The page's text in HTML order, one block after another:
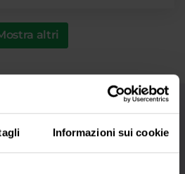
Informazioni sui cookie
altri
una ricerca più rapida
Analisi tecnica